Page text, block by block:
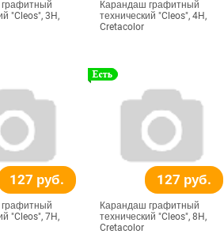
"Cleos", 3H,
Карандаш графитный
технический "Cleos", 4H,
Cretacolor
127 руб.
"Cleos", 7H,
127 руб.
Карандаш графитный
технический "Cleos", 8H,
Cretacolor